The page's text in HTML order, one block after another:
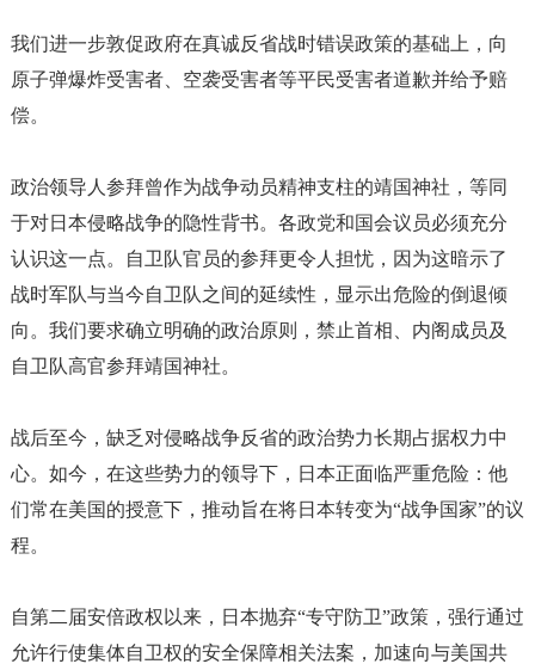
我们进一步敦促政府在真诚反省战时错误政策的基础上，向
原子弹爆炸受害者、空袭受害者等平民受害者道歉并给予赔
偿。
政治领导人参拜曾作为战争动员精神支柱的靖国神社，等同
于对日本侵略战争的隐性背书。各政党和国会议员必须充分
认识这一点。自卫队官员的参拜更令人担忧，因为这暗示了
战时军队与当今自卫队之间的延续性，显示出危险的倒退倾
向。我们要求确立明确的政治原则，禁止首相、内阁成员及
自卫队高官参拜靖国神社。
战后至今，缺乏对侵略战争反省的政治势力长期占据权力中
心。如今，在这些势力的领导下，日本正面临严重危险：他
们常在美国的授意下，推动旨在将日本转变为“战争国家”的议
程。
自第二届安倍政权以来，日本抛弃“专守防卫”政策，强行通过
允许行使集体自卫权的安全保障相关法案，加速向与美国共